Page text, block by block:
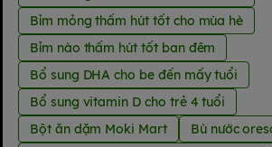
Bỉm mỏng thấm hút tốt cho mùa hè
Bỉm nào thấm hút tốt ban đêm
Bổ sung DHA cho be đến mấy tuổi
Bổ sung vitamin D cho trẻ 4 tuổi
Bột ăn dặm Moki Mart
Bù nước